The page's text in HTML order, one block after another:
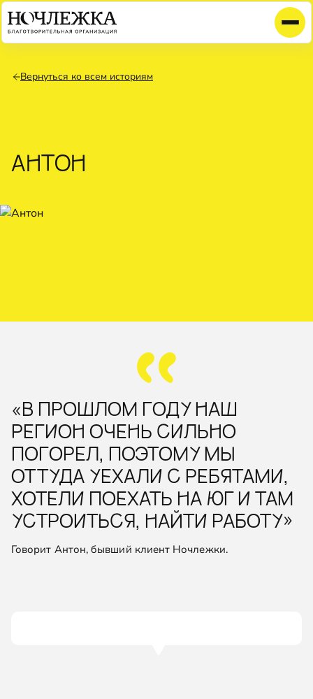
Вернуться ко всем историям
АНТОН
Говорит Антон, бывший клиент Ночлежки.
«В ПРОШЛОМ ГОДУ НАШ
РЕГИОН ОЧЕНЬ СИЛЬНО
ПОГОРЕЛ, ПОЭТОМУ МЫ
ОТТУДА УЕХАЛИ С РЕБЯТАМИ,
ХОТЕЛИ ПОЕХАТЬ НА ЮГ И ТАМ
УСТРОИТЬСЯ, НАЙТИ РАБОТУ»